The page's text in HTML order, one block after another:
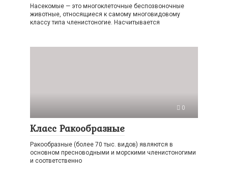
Насекомые — это многоклеточные беспозвоночные
животные, относящиеся к самому многовидовому
классу типа членистоногие. Насчитывается
0
Класс Ракообразные
Ракообразные (более 70 тыс. видов) являются в
основном пресноводными и морскими членистоногими
и соответственно